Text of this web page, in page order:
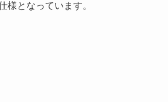
様となっています。